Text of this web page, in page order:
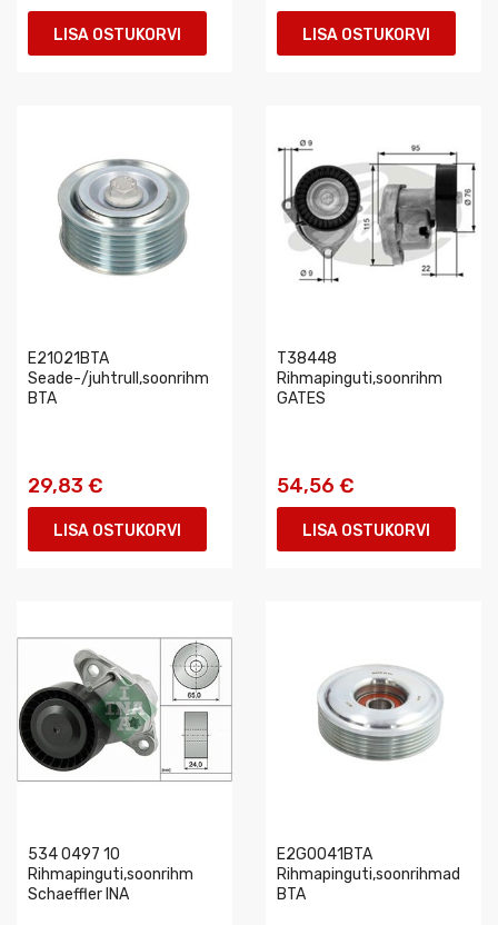
LISA OSTUKORVI LISA OSTUKORVI
E21021BTA
Seade-/juhtrull,soonrihm
BTA
29,83 €
LISA OSTUKORVI
T38448
Rihmapinguti,soonrihm
GATES
54,56 €
LISA OSTUKORVI
534 0497 10
Rihmapinguti,soonrihm
Schaeffler INA
E2G0041BTA
Rihmapinguti,soonrihmad
BTA